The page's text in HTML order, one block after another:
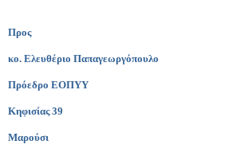
Προς
κο. Ελευθέριο Παπαγεωργόπουλο
Πρόεδρο ΕΟΠΥΥ
Κηφισίας 39
Μαρούσι